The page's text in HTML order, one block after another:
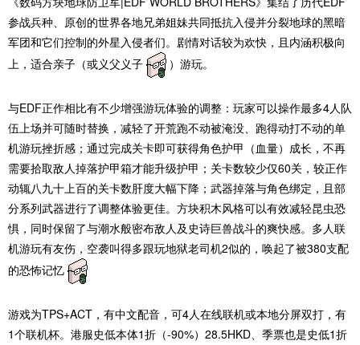
参战兵种、原创的世界各地兄弟姐妹共同抵抗入侵并分裂地球的黑暗
军团和它们控制的外星入侵者们。剧情对话较为欢快，且内涵积极向
上，适合亲子（或义父义子
）游玩。
与EDF正作相比有不少增强游玩体验的调整：玩家可以操作最多4人队
伍上场并可随时替换，减轻了开荒跑不动被淹没、跑得动打不动的单
机游玩挫折感；通过完成关卡即可获得角色护甲（血量）成长，不再
需要拾取敌人掉落护甲箱才能升级护甲；关卡数较少仅60关，较正作
动辄八九十上百的关卡数肝度大幅下降；武器掉落与角色绑定，且部
分系列武器进行了调整体验更佳。方块积木风格可以有效减轻昆虫恐
惧，同时保留了与潮水般密布敌人及史诗巨兽战斗的爽快感。多人联
机游玩有友伤，空袭叫得多跟玩地狱老司机2似的，唤起了被380支配
的恐怖记忆
游戏为TPS+ACT，有中文配音，可4人在线联机或本地分屏双打，有
1个联机杯。港服史低本体1折（-90%）28.5HKD、季票也是史低1折